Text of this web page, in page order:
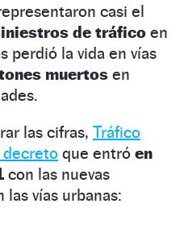
casi el
de tráfico en
perdió la vida en vías
muertos en
las cifras, Tráfico
decreto que entró en
con las nuevas
las vías urbanas: